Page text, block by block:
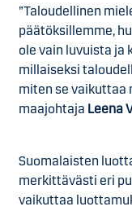
”Taloudellinen
päätöksillemme,
ole vain luvuista ja
millaiseksi
miten se vaikuttaa
maajohtaja Leena
Suomalaisten
merkittävästi eri
vaikuttaa